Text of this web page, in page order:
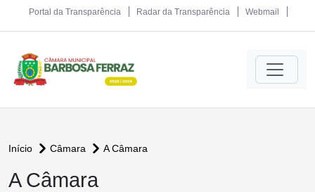
Portal da Transparência Radar da Transparência Webmail
Início Câmara A Câmara
conteúdo principal
A Câmara